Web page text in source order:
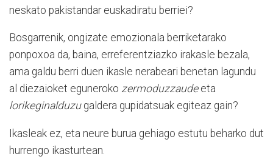
neskato pakistandar euskadiratu berriei?
Bosgarrenik, ongizate emozionala berriketarako
ponpoxoa da, baina, erreferentziazko irakasle bezala,
ama galdu berri duen ikasle nerabeari benetan lagundu
al diezaioket eguneroko zermoduzzaudeeta
lorikeginalduzugaldera gupidatsuak egiteaz gain?
Ikasleak ez, eta neure burua gehiago estutu beharko dut
hurrengo ikasturtean.